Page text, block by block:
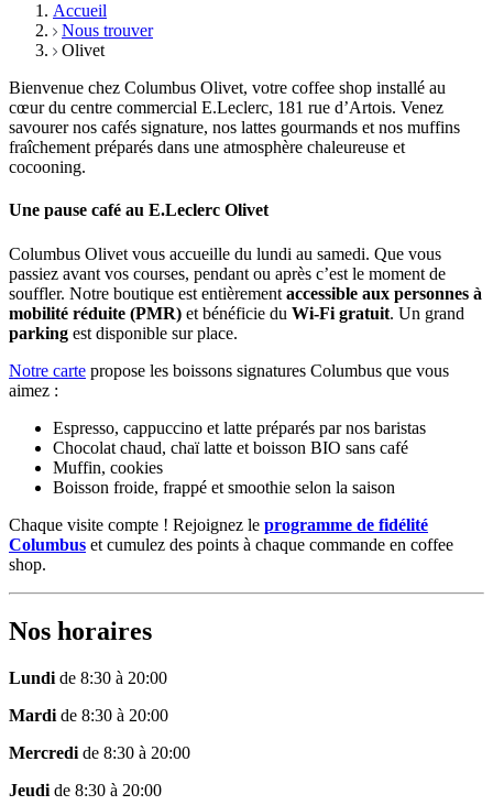
Accueil
Nous trouver
Olivet
Bienvenue chez Columbus Olivet, votre coffee shop installé au
cœur du centre commercial E.Leclerc, 181 rue d’Artois. Venez
savourer nos cafés signature, nos lattes gourmands et nos muffins
fraîchement préparés dans une atmosphère chaleureuse et
cocooning.
Une pause café au E.Leclerc Olivet
Columbus Olivet vous accueille du lundi au samedi. Que vous
passiez avant vos courses, pendant ou après c’est le moment de
souffler. Notre boutique est entièrement accessible aux personnes à
mobilité réduite (PMR) et bénéficie du Wi-Fi gratuit. Un grand
parking est disponible sur place.
Notre carte propose les boissons signatures Columbus que vous
aimez :
Espresso, cappuccino et latte préparés par nos baristas
Chocolat chaud, chaï latte et boisson BIO sans café
Muffin, cookies
Boisson froide, frappé et smoothie selon la saison
Chaque visite compte ! Rejoignez le programme de fidélité
Columbus et cumulez des points à chaque commande en coffee
shop.
Nos horaires
Lundi de 8:30 à 20:00
Mardi de 8:30 à 20:00
Mercredi de 8:30 à 20:00
Jeudi de 8:30 à 20:00